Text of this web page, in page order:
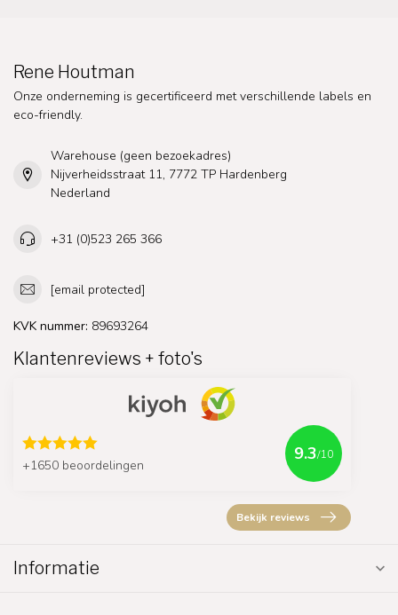
Rene Houtman
Onze onderneming is gecertificeerd met verschillende labels en
eco-friendly.
Warehouse (geen bezoekadres)
Nijverheidsstraat 11, 7772 TP Hardenberg
Nederland
+31 (0)523 265 366
[email protected]
KVK nummer: 89693264
Klantenreviews + foto's
+1650 beoordelingen
9.3/10
Bekijk reviews
Informatie